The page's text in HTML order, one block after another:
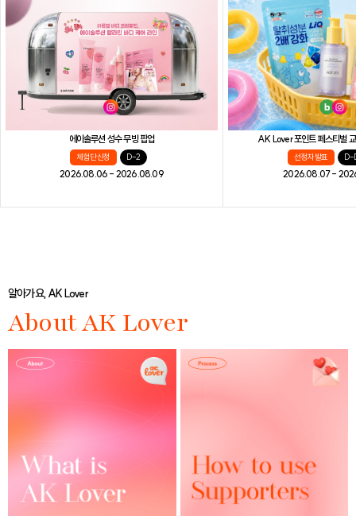
에이솔루션 성수 무빙 팝업
체험단 신청 D-2
2026.08.06 - 2026.08.09
AK Lover 포인트 페스티벌
선정자 발표 D-
2026.08.07 -
알아가요, AK Lover
About AK Lover